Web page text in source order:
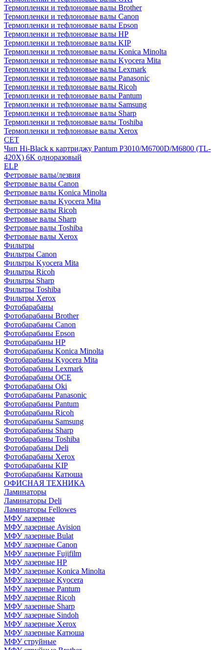
Термопленки и тефлоновые валы Brother
Термопленки и тефлоновые валы Canon
Термопленки и тефлоновые валы Epson
Термопленки и тефлоновые валы HP
Термопленки и тефлоновые валы KIP
Термопленки и тефлоновые валы Konica Minolta
Термопленки и тефлоновые валы Kyocera Mita
Термопленки и тефлоновые валы Lexmark
Термопленки и тефлоновые валы Panasonic
Термопленки и тефлоновые валы Ricoh
Термопленки и тефлоновые валы Pantum
Термопленки и тефлоновые валы Samsung
Термопленки и тефлоновые валы Sharp
Термопленки и тефлоновые валы Toshiba
Термопленки и тефлоновые валы Xerox
CET
Чип Hi-Black к картриджу Pantum P3010/M6700D/M6800 (TL-
420X) 6K одноразовый
ELP
Фетровые валы/лезвия
Фетровые валы Canon
Фетровые валы Konica Minolta
Фетровые валы Kyocera Mita
Фетровые валы Ricoh
Фетровые валы Sharp
Фетровые валы Toshiba
Фетровые валы Xerox
Фильтры
Фильтры Canon
Фильтры Kyocera Mita
Фильтры Ricoh
Фильтры Sharp
Фильтры Toshiba
Фильтры Xerox
Фотобарабаны
Фотобарабаны Brother
Фотобарабаны Canon
Фотобарабаны Epson
Фотобарабаны HP
Фотобарабаны Konica Minolta
Фотобарабаны Kyocera Mita
Фотобарабаны Lexmark
Фотобарабаны OCE
Фотобарабаны Oki
Фотобарабаны Panasonic
Фотобарабаны Pantum
Фотобарабаны Ricoh
Фотобарабаны Samsung
Фотобарабаны Sharp
Фотобарабаны Toshiba
Фотобарабаны Deli
Фотобарабаны Xerox
Фотобарабаны KIP
Фотобарабаны Катюша
ОФИСНАЯ ТЕХНИКА
Ламинаторы
Ламинаторы Deli
Ламинаторы Fellowes
МФУ лазерные
МФУ лазерные Avision
МФУ лазерные Bulat
МФУ лазерные Canon
МФУ лазерные Fujifilm
МФУ лазерные HP
МФУ лазерные Konica Minolta
МФУ лазерные Kyocera
МФУ лазерные Pantum
МФУ лазерные Ricoh
МФУ лазерные Sharp
МФУ лазерные Sindoh
МФУ лазерные Xerox
МФУ лазерные Катюша
МФУ струйные